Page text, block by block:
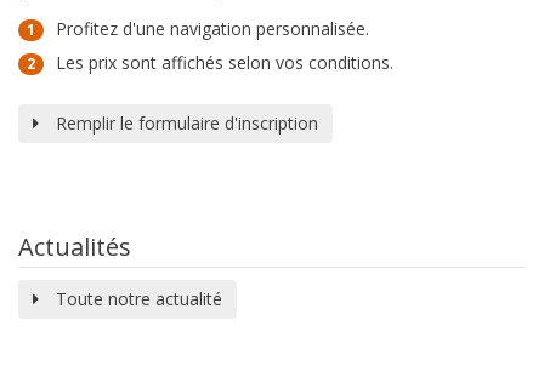
1 Profitez d'une navigation personnalisée.
2 Les prix sont affichés selon vos conditions.
Remplir le formulaire d'inscription
Actualités
Toute notre actualité